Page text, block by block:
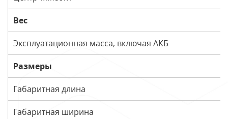
Вес
Эксплуатационная масса, включая АКБ
Размеры
Габаритная длина
Габаритная ширина